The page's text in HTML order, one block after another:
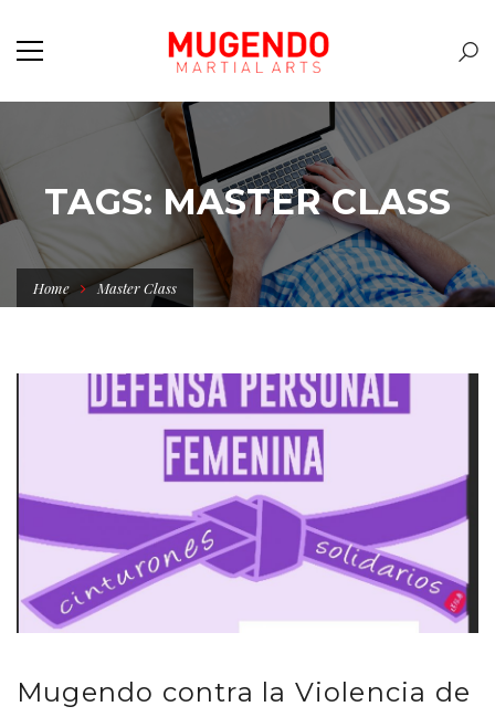
TAGS: MASTER CLASS
Home Master Class
Mugendo contra la Violencia de